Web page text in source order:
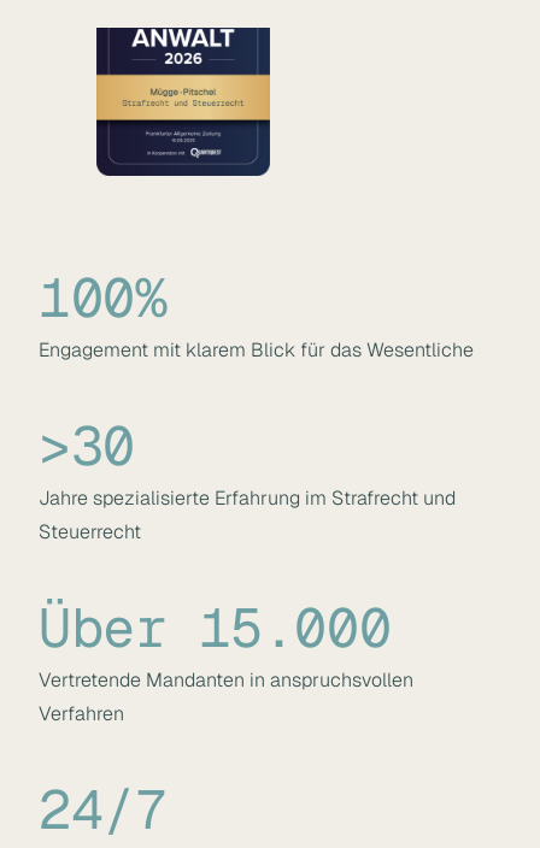
>30
Jahre spezialisierte Erfahrung im Strafrecht und
Steuerrecht
100%
Engagement mit klarem Blick für das Wesentliche
Über 15.000
Vertretende Mandanten in anspruchsvollen
Verfahren
24/7